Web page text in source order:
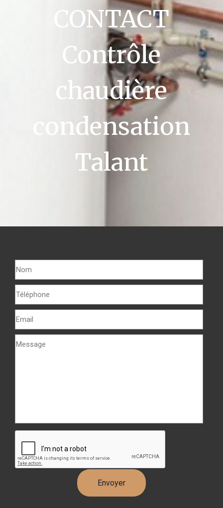
CONTACT
Contrôle
chaudière
condensation
Talant